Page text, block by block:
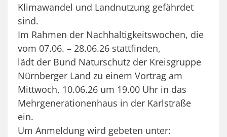
Klimawandel und Landnutzung gefährdet
sind.
Im Rahmen der Nachhaltigkeitswochen, die
vom 07.06. – 28.06.26 stattfinden,
lädt der Bund Naturschutz der Kreisgruppe
Nürnberger Land zu einem Vortrag am
Mittwoch, 10.06.26 um 19.00 Uhr in das
Mehrgenerationenhaus in der Karlstraße
ein.
Um Anmeldung wird gebeten unter: